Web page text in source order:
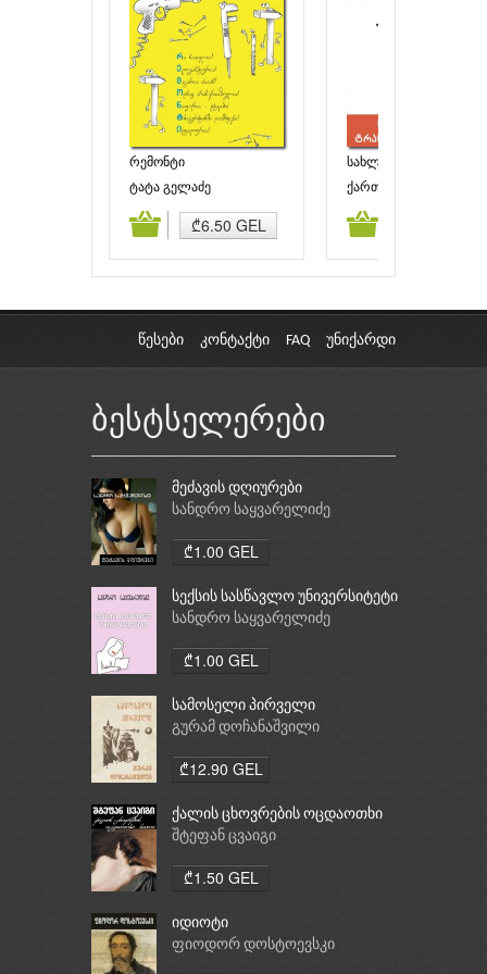
რემონტი
ტატა გელაძე
₾6.50 GEL
სახლის მოწყობის
ტრადიციული
ქართული სახლი
კალათაში დამატება კალათაში
წესები კონტაქტი FAQ უნიქარდი
ბესტსელერები
მეძავის დღიურები
სანდრო საყვარელიძე
₾1.00 GEL
სექსის სასწავლო უნივერსიტეტი
სანდრო საყვარელიძე
₾1.00 GEL
სამოსელი პირველი
გურამ დოჩანაშვილი
₾12.90 GEL
ქალის ცხოვრების ოცდაოთხი
საათი
შტეფან ცვაიგი
₾1.50 GEL
იდიოტი
ფიოდორ დოსტოევსკი